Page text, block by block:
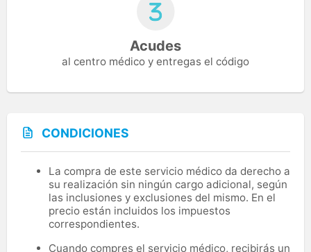
Acudes
al centro médico y entregas el código
CONDICIONES
La compra de este servicio médico da derecho a
su realización sin ningún cargo adicional, según
las inclusiones y exclusiones del mismo. En el
precio están incluidos los impuestos
correspondientes.
Cuando compres el servicio médico, recibirás un